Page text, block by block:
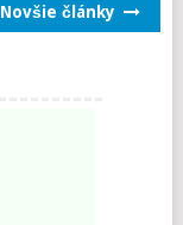
Novšie články